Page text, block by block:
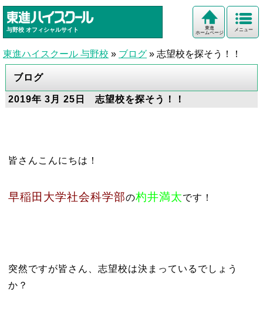
与野校 オフィシャルサイト メニュー
東進
ホームページ
東進ハイスクール 与野校 » ブログ » 志望校を探そう！！
ブログ
2019年 3月 25日 志望校を探そう！！
皆さんこんにちは！
早稲田大学社会科学部の杓井満太です！
突然ですが皆さん、志望校は決まっているでしょう
か？